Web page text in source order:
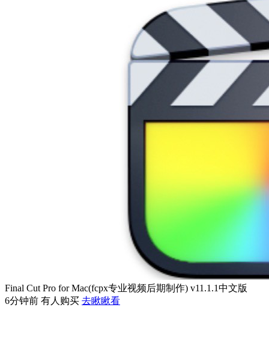
Final Cut Pro for Mac(fcpx专业视频后期制作) v11.1.1中文版
6分钟前 有人购买 去瞅瞅看